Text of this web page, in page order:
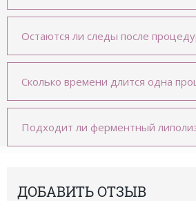
Остаются ли следы после
Сколько времени длится одна
Подходит ли ферментный
ДОБАВИТЬ ОТЗЫВ